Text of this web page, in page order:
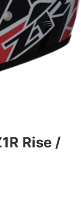
Rise /